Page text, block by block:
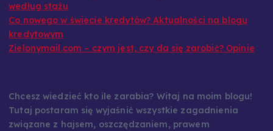
według stażu
Co nowego w świecie kredytów? Aktualności na blogu
kredytowym
Zielonymail.com – czym jest, czy da się zarobić? Opinie
Chcesz wiedzieć kto ile zarabia? Witaj na moim blogu!
Tutaj postaram się wyjaśnić wszystkie zagadnienia
związane z hajsem, oszczędzaniem, prawem